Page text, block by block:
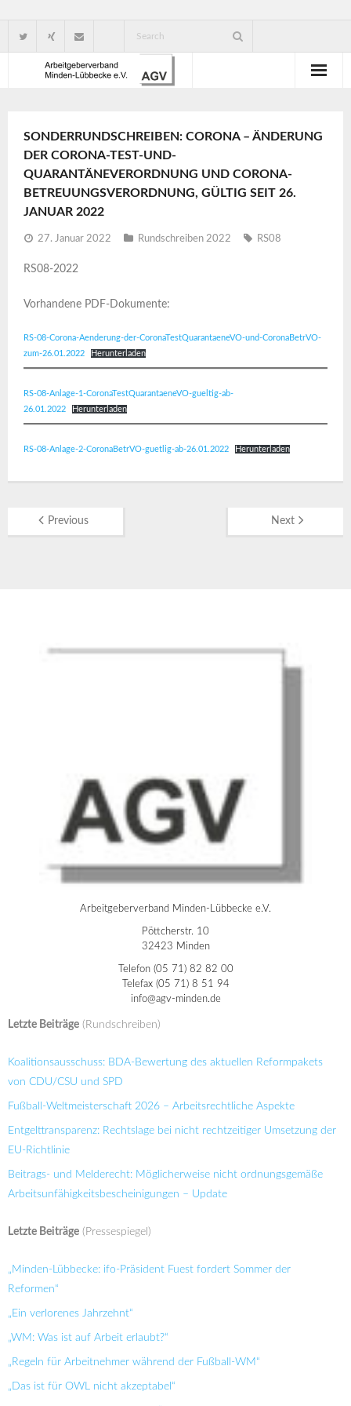
Verbandsorganisation
Ansprechpartner
Gute Gründe für eine Mitgliedschaft
SONDERRUNDSCHREIBEN: CORONA – ÄNDERUNG
DER CORONA-TEST-UND-
QUARANTÄNEVERORDNUNG UND CORONA-
BETREUUNGSVERORDNUNG, GÜLTIG SEIT 26.
JANUAR 2022
27. Januar 2022 Rundschreiben 2022 RS08
RS08-2022
Vorhandene PDF-Dokumente:
RS-08-Corona-Aenderung-der-CoronaTestQuarantaeneVO-und-CoronaBetrVO-
zum-26.01.2022
Herunterladen
RS-08-Anlage-1-CoronaTestQuarantaeneVO-gueltig-ab-
26.01.2022
Herunterladen
RS-08-Anlage-2-CoronaBetrVO-guetlig-ab-26.01.2022 Herunterladen
Previous Next
Arbeitgeberverband Minden-Lübbecke e.V.
Pöttcherstr. 10
32423 Minden
Telefon (05 71) 82 82 00
Telefax (05 71) 8 51 94
info@agv-minden.de
Letzte Beiträge (Rundschreiben)
Koalitionsausschuss: BDA-Bewertung des aktuellen Reformpakets
von CDU/CSU und SPD
Fußball-Weltmeisterschaft 2026 – Arbeitsrechtliche Aspekte
Entgelttransparenz: Rechtslage bei nicht rechtzeitiger Umsetzung der
EU-Richtlinie
Beitrags- und Melderecht: Möglicherweise nicht ordnungsgemäße
Arbeitsunfähigkeitsbescheinigungen – Update
Letzte Beiträge (Pressespiegel)
„Minden-Lübbecke: ifo-Präsident Fuest fordert Sommer der
Reformen“
„Ein verlorenes Jahrzehnt“
„WM: Was ist auf Arbeit erlaubt?“
„Regeln für Arbeitnehmer während der Fußball-WM“
„Das ist für OWL nicht akzeptabel“